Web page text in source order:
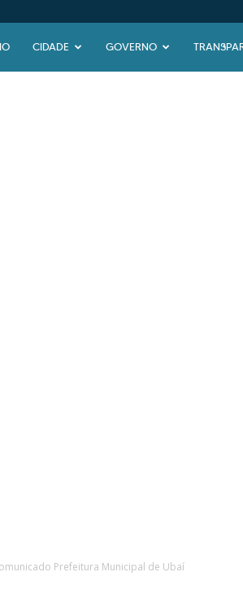
CIDADE GOVERNO
Prefeitura Municipal de Ubaí